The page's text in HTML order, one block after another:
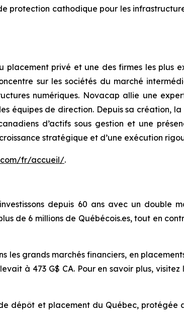
cathodique pour les
privé et une des firmes les plus
sur les sociétés du marché
numériques. Novacap allie une
équipes de direction. Depuis sa création,
d’actifs sous gestion et une
stratégique et d’une exécution
fr/accueil/.
depuis 60 ans avec un double
de 6 millions de Québécois.es, tout en
les grands marchés financiers, en
à 473 G$ CA. Pour en savoir plus, visitez
dépôt et placement du Québec, protégée